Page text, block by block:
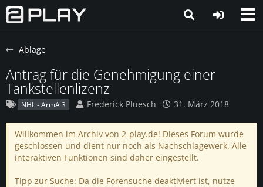
Ablage
Antrag für die Genehmigung einer
Tankstellenlizenz
NHL - ArmA 3 Frederick Pluesch 31. März 2018
Willkommen im Archiv von 2-play.de! Dieses Forum wurde
geschlossen und dient nur noch als Nachschlagewerk. Alle
interaktiven Funktionen sind daher eingestellt.
Tipp zur Suche: Da die Forensuche deaktiviert ist, nutze